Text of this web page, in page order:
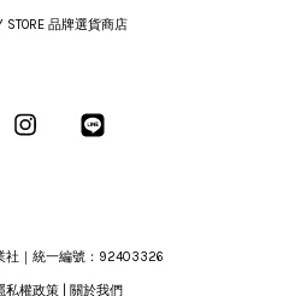
品牌選貨商店
Instagram
社｜統一編號：92403326
私權政策| 關於我們